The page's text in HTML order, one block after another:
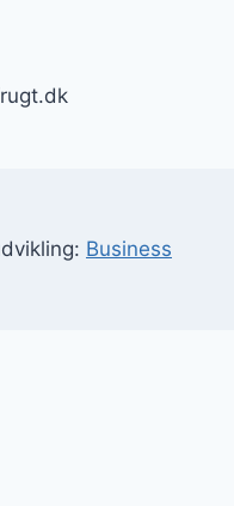
Business